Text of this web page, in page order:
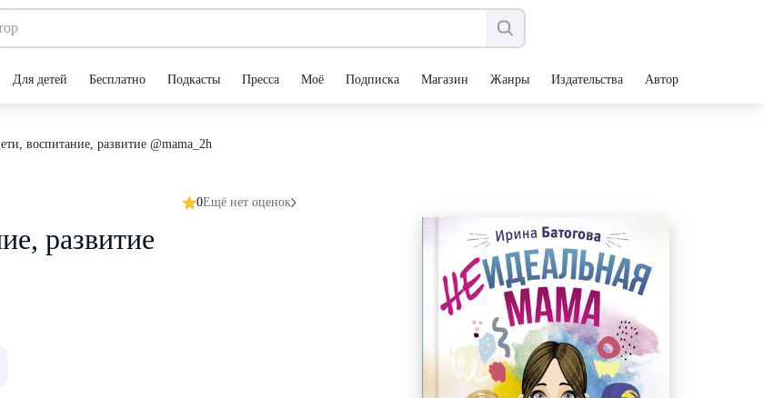
Для детей Бесплатно Подкасты Пресса Моё Подписка Магазин Жанры Издательства Авторы
воспитание, развитие @mama_2h
0Ещё нет оценок
развитие